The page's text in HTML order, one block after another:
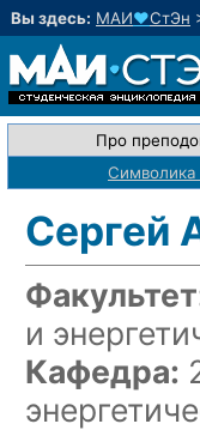
Вы здесь: МАИ♥СтЭн
Про
Сергей
и
Кафедра: